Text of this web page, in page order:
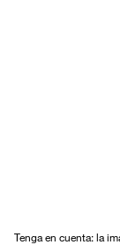
Tenga en cuenta: la